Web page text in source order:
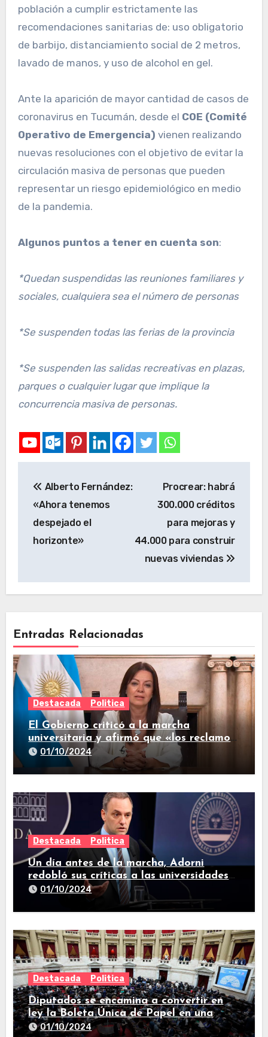
población a cumplir estrictamente las
recomendaciones sanitarias de: uso obligatorio
de barbijo, distanciamiento social de 2 metros,
lavado de manos, y uso de alcohol en gel.
Ante la aparición de mayor cantidad de casos de
coronavirus en Tucumán, desde el COE (Comité
Operativo de Emergencia) vienen realizando
nuevas resoluciones con el objetivo de evitar la
circulación masiva de personas que pueden
representar un riesgo epidemiológico en medio
de la pandemia.
Algunos puntos a tener en cuenta son:
*Quedan suspendidas las reuniones familiares y
sociales, cualquiera sea el número de personas
*Se suspenden todas las ferias de la provincia
*Se suspenden las salidas recreativas en plazas,
parques o cualquier lugar que implique la
concurrencia masiva de personas.
Alberto Fernández:
«Ahora tenemos
despejado el
horizonte»
Procrear: habrá
300.000 créditos
para mejoras y
44.000 para construir
nuevas viviendas
Entradas Relacionadas
Destacada Politica
El Gobierno criticó a la marcha
universitaria y afirmó que «los reclamos
están todos resueltos»
01/10/2024
Destacada Politica
Un día antes de la marcha, Adorni
redobló sus críticas a las universidades
nacionales
01/10/2024
Destacada Politica
Diputados se encamina a convertir en
ley la Boleta Única de Papel en una
larga sesión
01/10/2024